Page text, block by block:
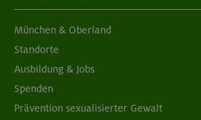
München & Oberland
Standorte
Ausbildung & Jobs
Spenden
Prävention sexualisierter Gewalt